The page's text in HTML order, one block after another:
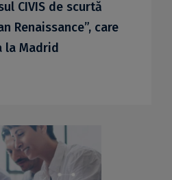
CIVIS de scurtă
Renaissance”, care
la Madrid